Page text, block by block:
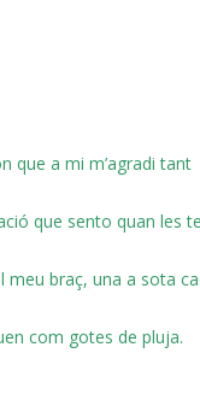
que a mi m’agradi tant
que sento quan les
meu braç, una a sota
com gotes de pluja.